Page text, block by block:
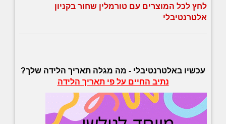
לחץ לכל המוצרים עם טורמלין שחור בקניון
אלטרנטיבלי
עכשיו באלטרנטיבלי - מה מגלה תאריך הלידה שלך?
נתיב החיים על פי תאריך הלידה